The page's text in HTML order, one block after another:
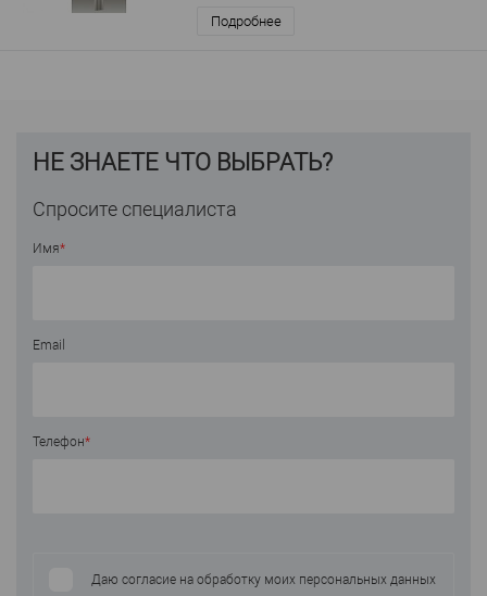
Подробнее
НЕ ЗНАЕТЕ ЧТО ВЫБРАТЬ?
Спросите специалиста
Имя*
Email
Телефон*
Даю согласие на обработку моих персональных данных